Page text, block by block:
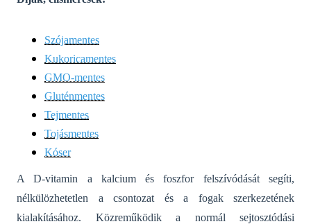
Szójamentes
Kukoricamentes
GMO-mentes
Gluténmentes
Tejmentes
Tojásmentes
Kóser
A D-vitamin a kalcium és foszfor felszívódását segíti,
nélkülözhetetlen a csontozat és a fogak szerkezetének
kialakításához. Közreműködik a normál sejtosztódási